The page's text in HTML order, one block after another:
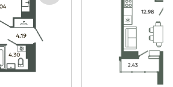
месяца